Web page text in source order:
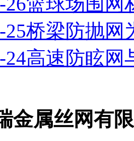
25桥梁防抛网
24高速防眩网
金属丝网有